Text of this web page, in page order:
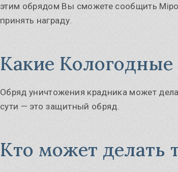
этим обрядом Вы сможете сообщить
принять награду.
Какие
Обряд уничтожения крадника может
сути — это защитный обряд.
Кто может делать